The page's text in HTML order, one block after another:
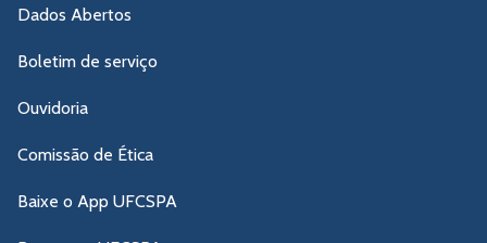
Dados Abertos
Boletim de serviço
Ouvidoria
Comissão de Ética
Baixe o App UFCSPA